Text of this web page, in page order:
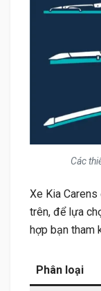
Các
Xe Kia
trên, để lựa
hợp bạn tham
Phân loại